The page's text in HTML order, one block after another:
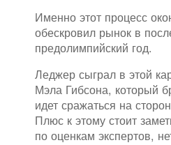
Именно этот процесс
обескровил рынок в
предолимпийский год.
Леджер сыграл в этой
Мэла Гибсона, который
идет сражаться на
Плюс к этому стоит
по оценкам экспертов,